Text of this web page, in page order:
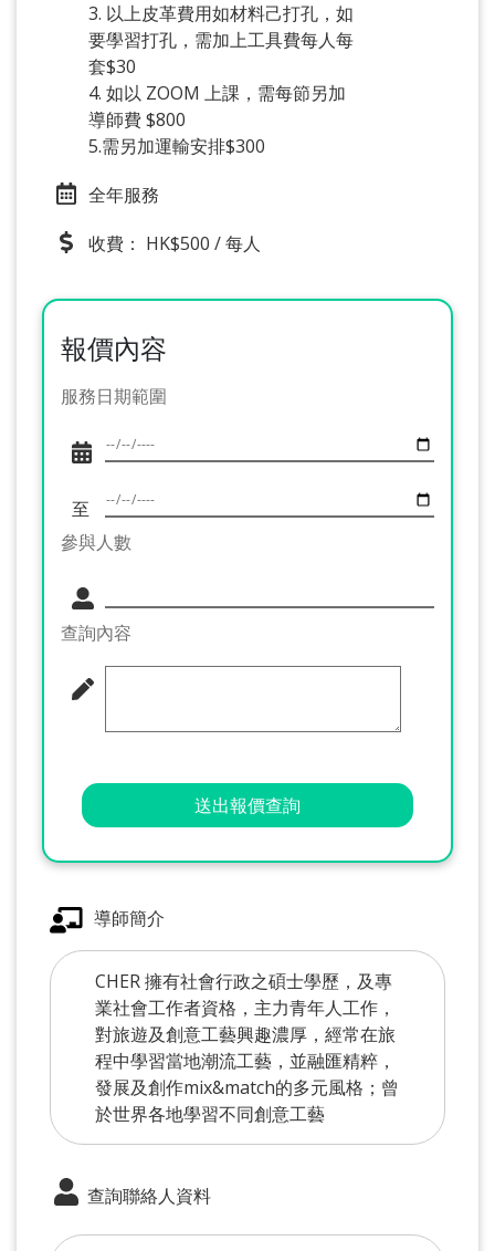
3. 以上皮革費用如材料己打孔，如
要學習打孔，需加上工具費每人每
套$30
4. 如以 ZOOM 上課，需每節另加
導師費 $800
5.需另加運輸安排$300
全年服務
收費： HK$500 / 每人
報價內容
服務日期範圍
至
參與人數
查詢內容
送出報價查詢
導師簡介
CHER 擁有社會行政之碩士學歷，及專
業社會工作者資格，主力青年人工作，
對旅遊及創意工藝興趣濃厚，經常在旅
程中學習當地潮流工藝，並融匯精粹，
發展及創作mix&match的多元風格；曾
於世界各地學習不同創意工藝
查詢聯絡人資料